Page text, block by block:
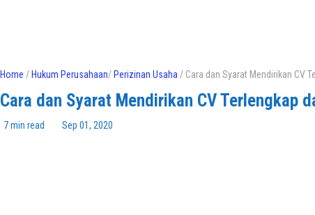
Home / Hukum Perusahaan/ Perizinan Usaha / Cara dan Syarat Mendirikan CV
Cara dan Syarat Mendirikan CV Terlengkap
7 min read Sep 01, 2020